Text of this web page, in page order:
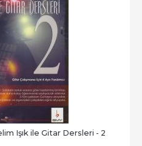
Işık ile Gitar Dersleri - 2